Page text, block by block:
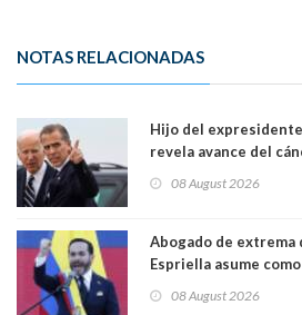
NOTAS RELACIONADAS
Hijo del expresidente
revela avance del
08 August 2026
Abogado de extrema
Espriella asume
08 August 2026